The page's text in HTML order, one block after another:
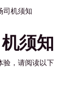
司机须知
须知
验，请阅读以下